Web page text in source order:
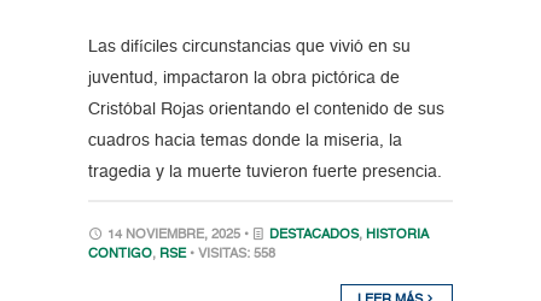
Las difíciles circunstancias que vivió en su
juventud, impactaron la obra pictórica de
Cristóbal Rojas orientando el contenido de sus
cuadros hacia temas donde la miseria, la
tragedia y la muerte tuvieron fuerte presencia.
14 NOVIEMBRE, 2025 • DESTACADOS, HISTORIA
CONTIGO, RSE • VISITAS: 558